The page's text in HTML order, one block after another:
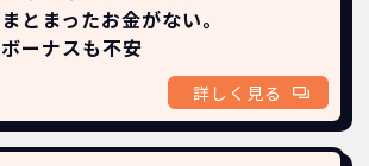
まとまったお金がない。
ボーナスも不安
詳しく見る